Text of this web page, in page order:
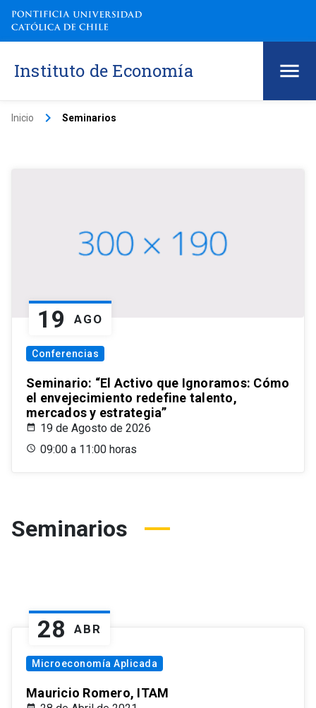
Instituto de Economía
Inicio keyboard_arrow_right Seminarios
19 AGO
Conferencias
Seminario: “El Activo que Ignoramos: Cómo
el envejecimiento redefine talento,
mercados y estrategia”
19 de Agosto de 2026
09:00 a 11:00 horas
Seminarios
28 ABR
Microeconomía Aplicada
Mauricio Romero, ITAM